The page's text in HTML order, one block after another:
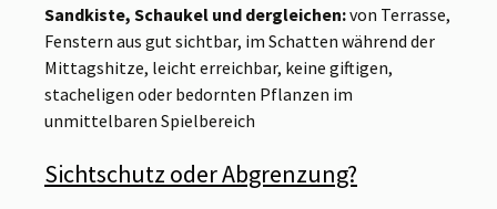
Sandkiste, Schaukel und dergleichen:von Terrasse,
Fenstern aus gut sichtbar, im Schatten während der
Mittagshitze, leicht erreichbar, keine giftigen,
stacheligen oder bedornten Pflanzen im
unmittelbaren Spielbereich
Sichtschutz oder Abgrenzung?